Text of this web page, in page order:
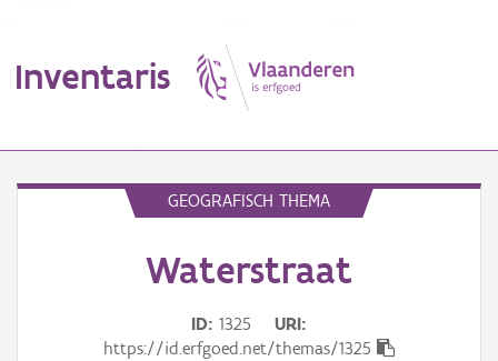
Inventaris
GEOGRAFISCH THEMA
Waterstraat
ID 1325
URI
https://id.erfgoed.net/themas/1325